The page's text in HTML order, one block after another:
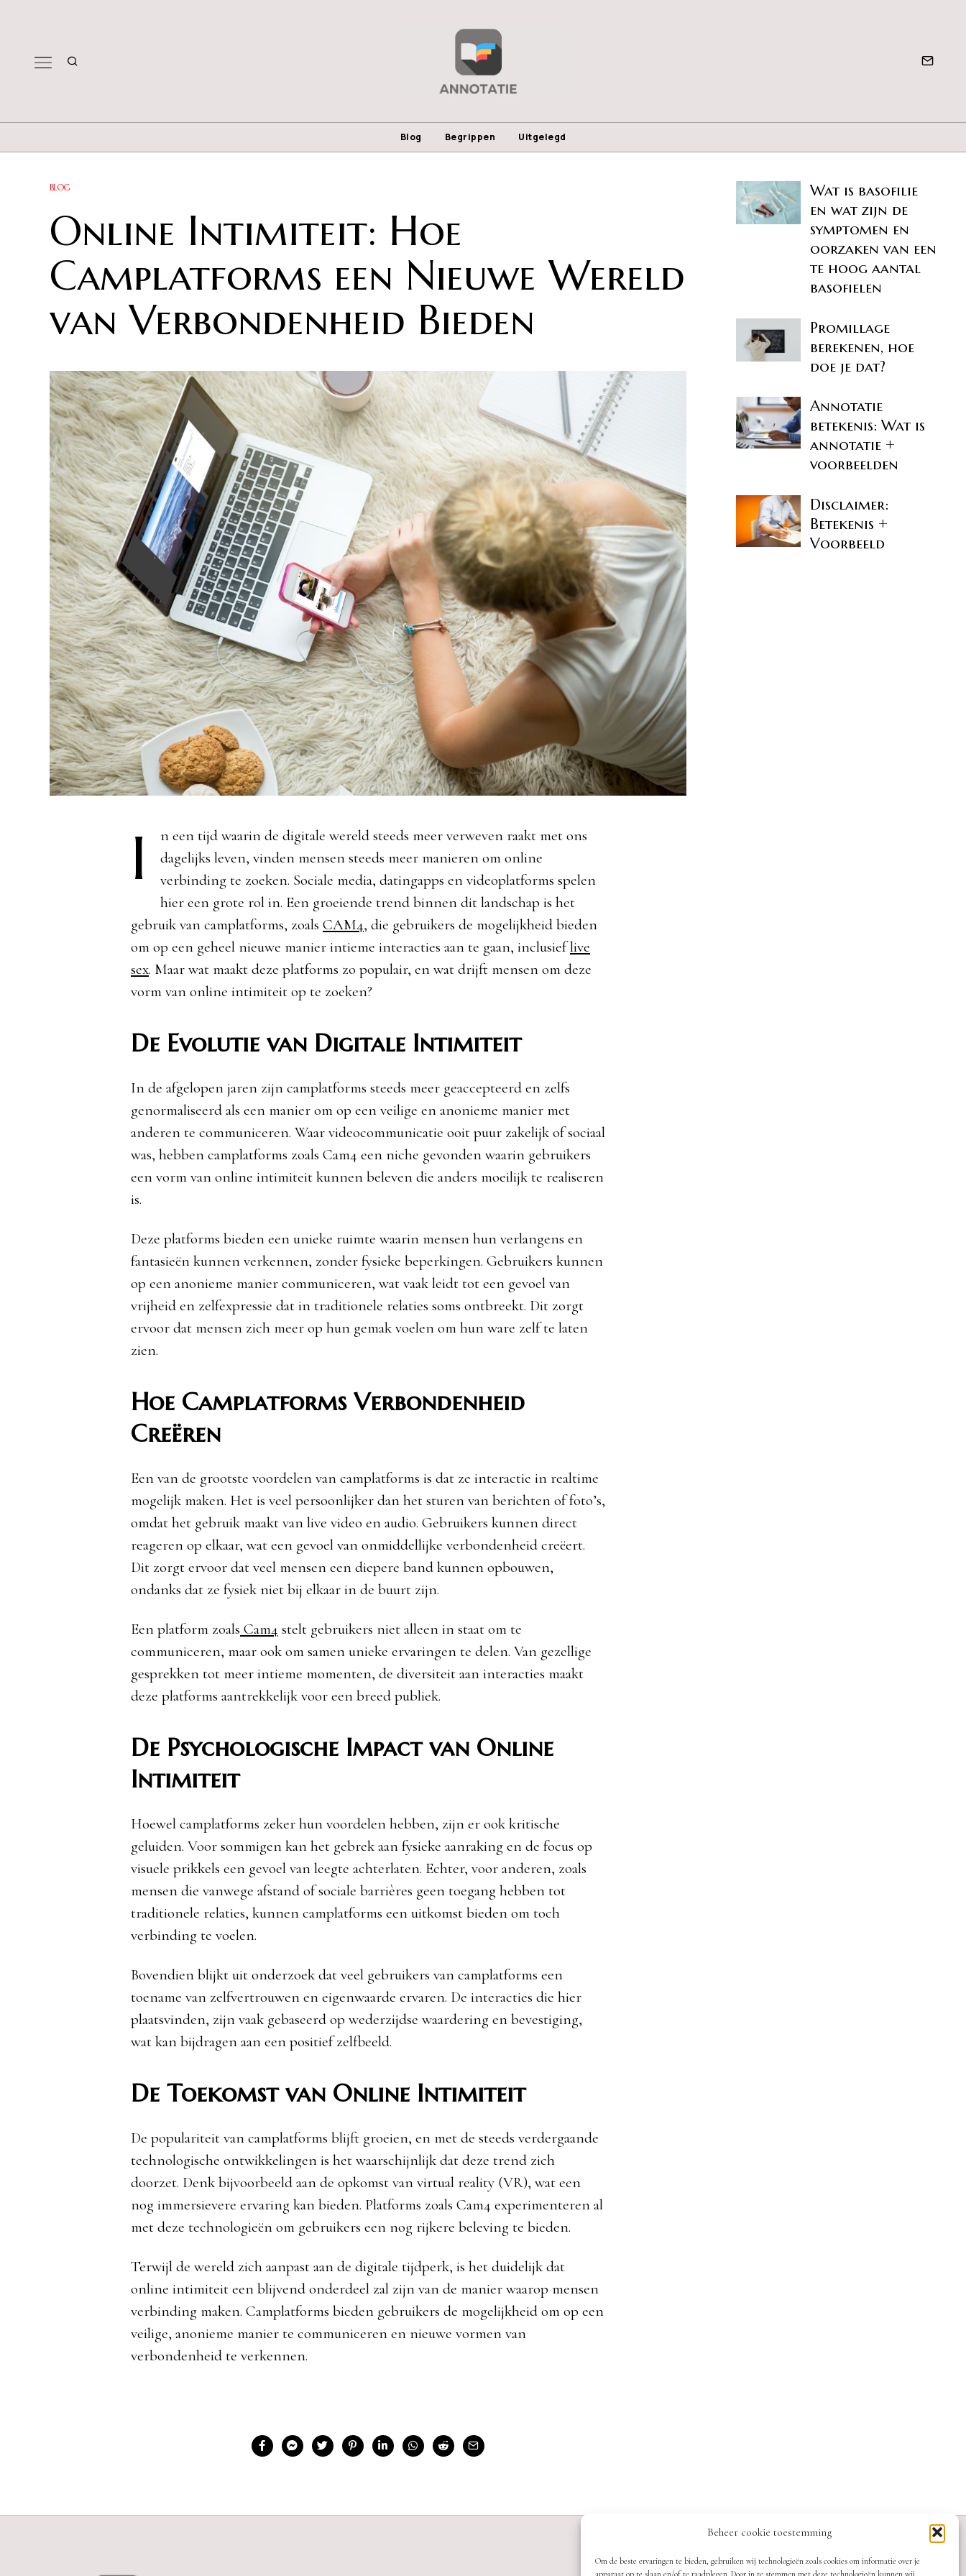
Beheer cookie toestemming
Om de beste ervaringen te bieden, gebruiken wij technologieën zoals cookies om informatie over je
apparaat op te slaan en/of te raadplegen. Door in te stemmen met deze technologieën kunnen wij
Blog Begrippen Uitgelegd
BLOG
Online Intimiteit: Hoe
Camplatforms een Nieuwe Wereld
van Verbondenheid Bieden
I
n een tijd waarin de digitale wereld steeds meer verweven raakt met ons
dagelijks leven, vinden mensen steeds meer manieren om online
verbinding te zoeken. Sociale media, datingapps en videoplatforms spelen
hier een grote rol in. Een groeiende trend binnen dit landschap is het
gebruik van camplatforms, zoals CAM4, die gebruikers de mogelijkheid bieden
om op een geheel nieuwe manier intieme interacties aan te gaan, inclusieflive
sex. Maar wat maakt deze platforms zo populair, en wat drijft mensen om deze
vorm van online intimiteit op te zoeken?
De Evolutie van Digitale Intimiteit
In de afgelopen jaren zijn camplatforms steeds meer geaccepteerd en zelfs
genormaliseerd als een manier om op een veilige en anonieme manier met
anderen te communiceren. Waar videocommunicatie ooit puur zakelijk of sociaal
was, hebben camplatforms zoals Cam4 een niche gevonden waarin gebruikers
een vorm van online intimiteit kunnen beleven die anders moeilijk te realiseren
is.
Deze platforms bieden een unieke ruimte waarin mensen hun verlangens en
fantasieën kunnen verkennen, zonder fysieke beperkingen. Gebruikers kunnen
op een anonieme manier communiceren, wat vaak leidt tot een gevoel van
vrijheid en zelfexpressie dat in traditionele relaties soms ontbreekt. Dit zorgt
ervoor dat mensen zich meer op hun gemak voelen om hun ware zelf te laten
zien.
Hoe Camplatforms Verbondenheid
Creëren
Een van de grootste voordelen van camplatforms is dat ze interactie in realtime
mogelijk maken. Het is veel persoonlijker dan het sturen van berichten of foto’s,
omdat het gebruik maakt van live video en audio. Gebruikers kunnen direct
reageren op elkaar, wat een gevoel van onmiddellijke verbondenheid creëert.
Dit zorgt ervoor dat veel mensen een diepere band kunnen opbouwen,
ondanks dat ze fysiek niet bij elkaar in de buurt zijn.
Een platform zoals Cam4 stelt gebruikers niet alleen in staat om te
communiceren, maar ook om samen unieke ervaringen te delen. Van gezellige
gesprekken tot meer intieme momenten, de diversiteit aan interacties maakt
deze platforms aantrekkelijk voor een breed publiek.
De Psychologische Impact van Online
Intimiteit
Hoewel camplatforms zeker hun voordelen hebben, zijn er ook kritische
geluiden. Voor sommigen kan het gebrek aan fysieke aanraking en de focus op
visuele prikkels een gevoel van leegte achterlaten. Echter, voor anderen, zoals
mensen die vanwege afstand of sociale barrières geen toegang hebben tot
traditionele relaties, kunnen camplatforms een uitkomst bieden om toch
verbinding te voelen.
Bovendien blijkt uit onderzoek dat veel gebruikers van camplatforms een
toename van zelfvertrouwen en eigenwaarde ervaren. De interacties die hier
plaatsvinden, zijn vaak gebaseerd op wederzijdse waardering en bevestiging,
wat kan bijdragen aan een positief zelfbeeld.
De Toekomst van Online Intimiteit
De populariteit van camplatforms blijft groeien, en met de steeds verdergaande
technologische ontwikkelingen is het waarschijnlijk dat deze trend zich
doorzet. Denk bijvoorbeeld aan de opkomst van virtual reality (VR), wat een
nog immersievere ervaring kan bieden. Platforms zoals Cam4 experimenteren al
met deze technologieën om gebruikers een nog rijkere beleving te bieden.
Terwijl de wereld zich aanpast aan de digitale tijdperk, is het duidelijk dat
online intimiteit een blijvend onderdeel zal zijn van de manier waarop mensen
verbinding maken. Camplatforms bieden gebruikers de mogelijkheid om op een
veilige, anonieme manier te communiceren en nieuwe vormen van
verbondenheid te verkennen.
Wat is basofilie
en wat zijn de
symptomen en
oorzaken van een
te hoog aantal
basofielen
Promillage
berekenen, hoe
doe je dat?
Annotatie
betekenis: Wat is
annotatie +
voorbeelden
Disclaimer:
Betekenis +
Voorbeeld